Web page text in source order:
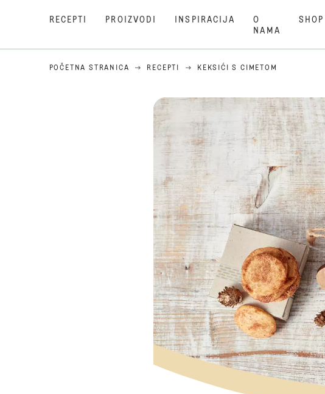
RECEPTI PROIZVODI INSPIRACIJA
O
NAMA
SHOP
POČETNA STRANICA RECEPTI KEKSIĆI S CIMETOM